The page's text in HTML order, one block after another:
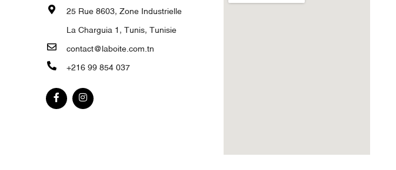
25 Rue 8603, Zone Industrielle
La Charguia 1, Tunis, Tunisie
contact@laboite.com.tn
+216 99 854 037